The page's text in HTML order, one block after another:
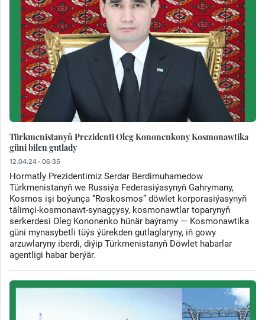
Türkmenistanyň Prezidenti Oleg Kononenkony Kosmonawtika
güni bilen gutlady
12.04.24 - 06:35
Hormatly Prezidentimiz Serdar Berdimuhamedow
Türkmenistanyň we Russiýa Federasiýasynyň Gahrymany,
Kosmos işi boýunça “Roskosmos” döwlet korporasiýasynyň
tälimçi-kosmonawt-synagçysy, kosmonawtlar toparynyň
serkerdesi Oleg Kononenko hünär baýramy — Kosmonawtika
güni mynasybetli tüýs ýürekden gutlaglaryny, iň gowy
arzuwlaryny iberdi, diýip Türkmenistanyň Döwlet habarlar
agentligi habar berýär.